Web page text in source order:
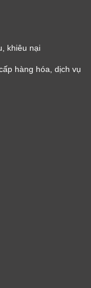
khiêu nại
hàng hóa, dịch vụ